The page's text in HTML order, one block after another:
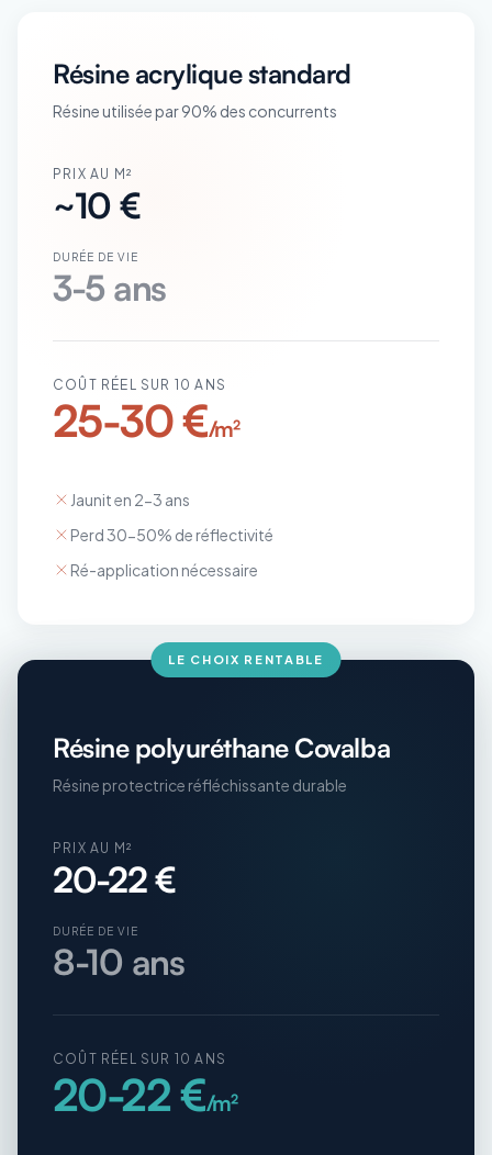
Résine acrylique standard
Résine utilisée par 90% des concurrents
PRIX AU M²
~10 €
DURÉE DE VIE
3-5 ans
COÛT RÉEL SUR 10 ANS
25-30 €/m²
Jaunit en 2-3 ans
Perd 30-50% de réflectivité
Ré-application nécessaire
LE CHOIX RENTABLE
Résine polyuréthane Covalba
Résine protectrice réfléchissante durable
PRIX AU M²
20-22 €
DURÉE DE VIE
8-10 ans
COÛT RÉEL SUR 10 ANS
20-22 €/m²